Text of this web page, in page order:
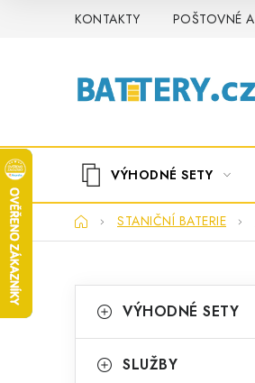
KONTAKTY POŠTOVNÉ
VÝHODNÉ SETY
DomůSTANIČNÍ BATERIE
okategorie
a
VÝHODNÉ SETY
SLUŽBY